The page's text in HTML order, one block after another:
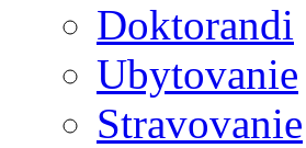
Doktorandi
Ubytovanie
Stravovanie